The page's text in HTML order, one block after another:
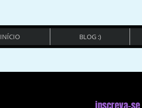
INÍCIO BLOG :)